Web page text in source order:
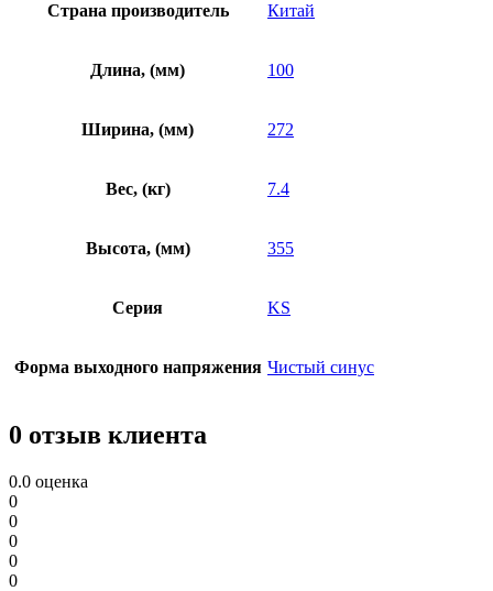
Страна производитель Китай
Длина, (мм) 100
Ширина, (мм) 272
Вес, (кг) 7.4
Высота, (мм) 355
Серия KS
Форма выходного напряжения Чистый синус
0 отзыв клиента
0.0 оценка
0
0
0
0
0